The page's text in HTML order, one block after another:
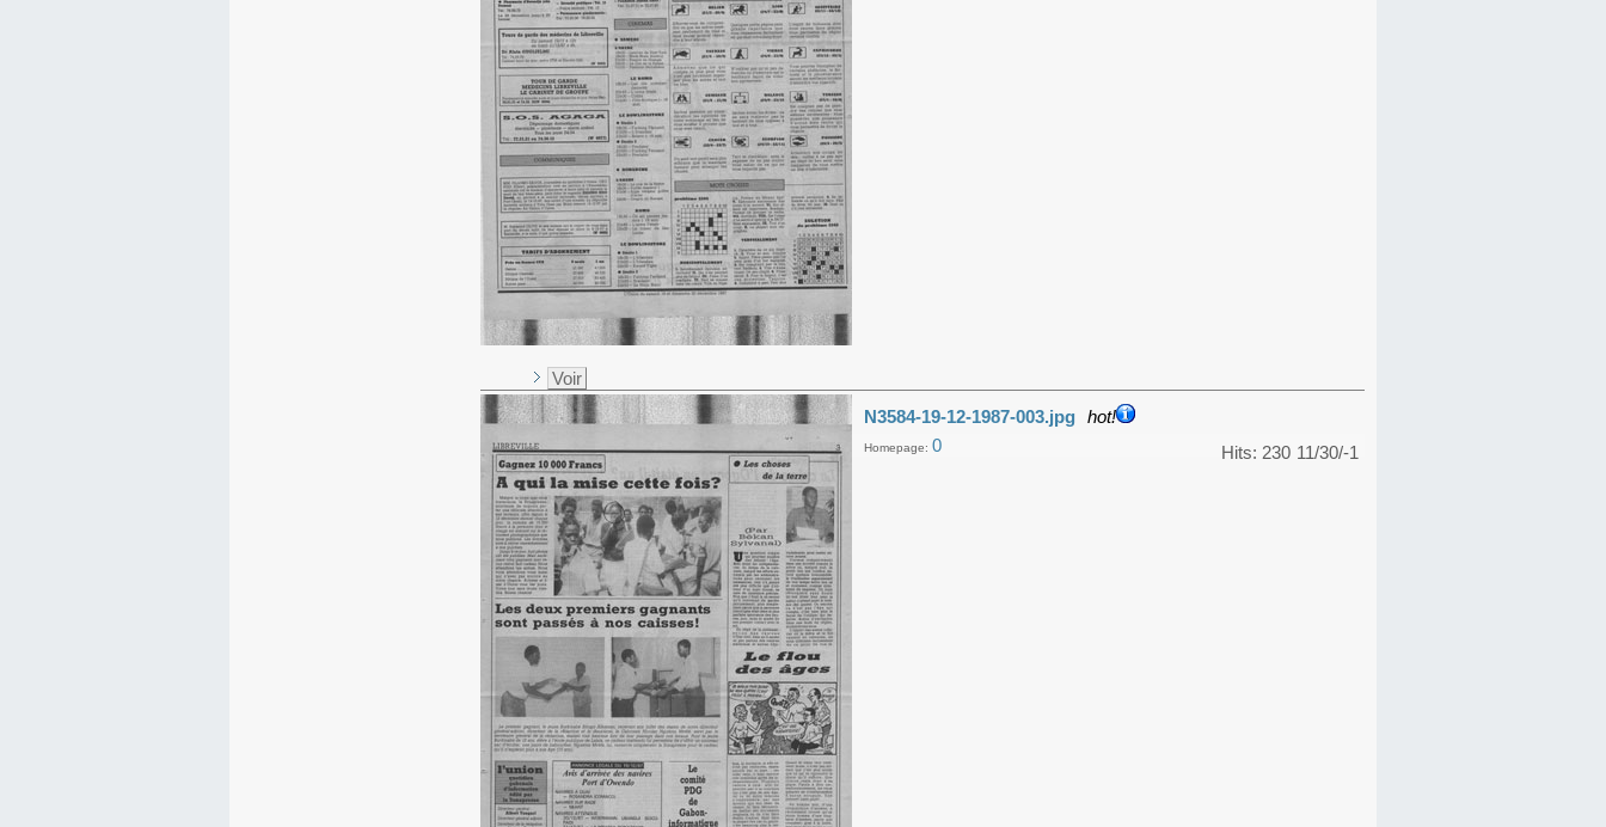
Voir
N3584-19-12-1987-003.jpg hot!
11/30/-1
Hits: 230
Homepage: 0